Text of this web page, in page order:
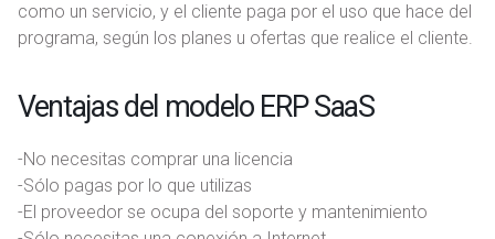
como un servicio, y el cliente paga por el uso que hace del
programa, según los planes u ofertas que realice el cliente.
Ventajas del modelo ERP SaaS
-No necesitas comprar una licencia
-Sólo pagas por lo que utilizas
-El proveedor se ocupa del soporte y mantenimiento